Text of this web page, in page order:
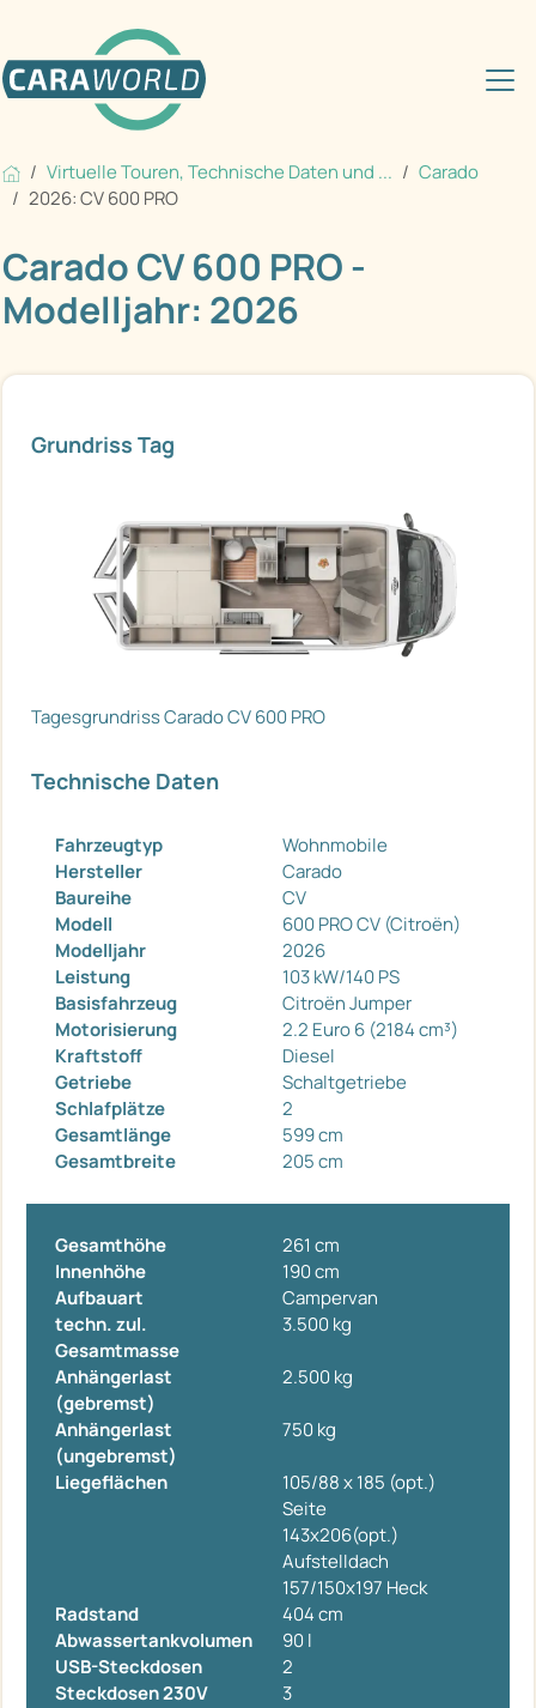
Virtuelle Touren, Technische Daten und ...
Carado
2026: CV 600 PRO
Carado CV 600 PRO -
Modelljahr: 2026
Grundriss Tag
Tagesgrundriss Carado CV 600 PRO
Technische Daten
Fahrzeugtyp
Wohnmobile
Hersteller
Carado
Baureihe
CV
Modell
600 PRO CV (Citroën)
Modelljahr
2026
Leistung
103 kW/140 PS
Basisfahrzeug
Citroën Jumper
Motorisierung
2.2 Euro 6 (2184 cm³)
Kraftstoff
Diesel
Getriebe
Schaltgetriebe
Schlafplätze
2
Gesamtlänge
599 cm
Gesamtbreite
205 cm
Gesamthöhe
261 cm
Innenhöhe
190 cm
Aufbauart
Campervan
techn. zul.
Gesamtmasse
3.500 kg
Anhängerlast
(gebremst)
2.500 kg
Anhängerlast
(ungebremst)
750 kg
Liegeflächen
105/88 x 185 (opt.)
Seite
143x206(opt.)
Aufstelldach
157/150x197 Heck
Radstand
404 cm
Abwassertankvolumen
90 l
USB-Steckdosen
2
Steckdosen 230V
3